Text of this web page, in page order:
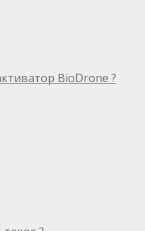
BioDrone ?